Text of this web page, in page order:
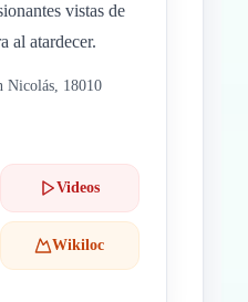
vistas de
al atardecer.
Nicolás, 18010
Videos
Wikiloc